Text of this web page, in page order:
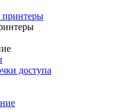
принтеры
доступа